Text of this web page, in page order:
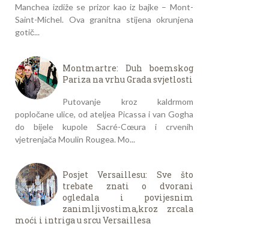
Manchea izdiže se prizor kao iz bajke – Mont-
Saint-Michel. Ova granitna stijena okrunjena
gotič...
Montmartre: Duh boemskog
Pariza na vrhu Grada svjetlosti
Putovanje kroz kaldrmom
popločane ulice, od ateljea Picassa i van Gogha
do bijele kupole Sacré-Cœura i crvenih
vjetrenjača Moulin Rougea. Mo...
Posjet Versaillesu: Sve što
trebate znati o dvorani
ogledala i povijesnim
zanimljivostima,kroz zrcala
moći i intriga u srcu Versaillesa